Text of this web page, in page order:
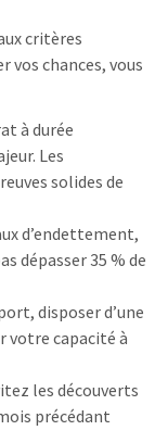
critères
vos chances, vous
à durée
Les
solides de
d’endettement,
dépasser 35 % de
disposer d’une
votre capacité à
les découverts
précédant